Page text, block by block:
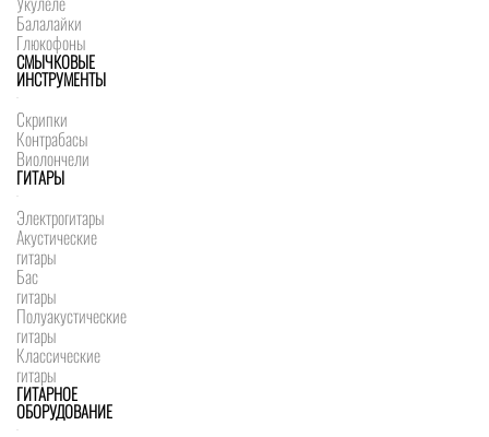
Балалайки
Глюкофоны
СМЫЧКОВЫЕ
ИНСТРУМЕНТЫ
Скрипки
Контрабасы
Виолончели
ГИТАРЫ
Электрогитары
Акустические
гитары
Бас
гитары
Полуакустические
гитары
Классические
гитары
ГИТАРНОЕ
ОБОРУДОВАНИЕ